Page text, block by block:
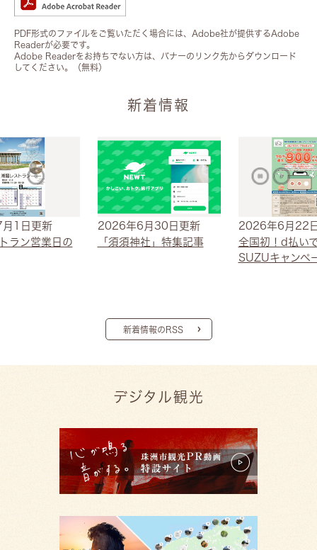
PDF形式のファイルをご覧いただく場合には、Adobe社が提供するAdobe
Readerが必要です。
Adobe Readerをお持ちでない方は、バナーのリンク先からダウンロード
してください。（無料）
新着情報
1日更新
ラン営業日の
2026年6月30日更新
「須須神社」特集記事
2026年6月22
全国初！d払い
SUZUキャンペ
新着情報のRSS
デジタル観光